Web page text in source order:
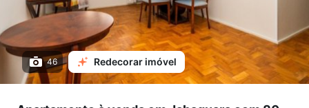
46 Redecorar imóvel